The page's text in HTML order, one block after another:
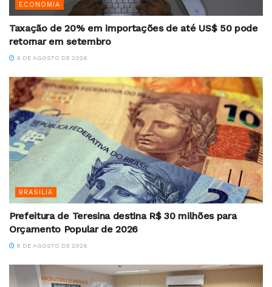
ECONOMIA
Taxação de 20% em importações de até US$ 50 pode
retornar em setembro
9 DE AGOSTO DE 2026
BRASILIA
Prefeitura de Teresina destina R$ 30 milhões para
Orçamento Popular de 2026
8 DE AGOSTO DE 2026